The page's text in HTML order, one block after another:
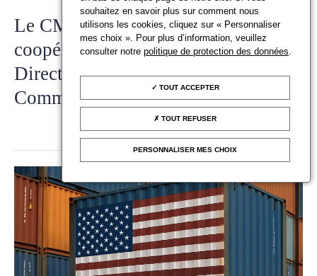
Le CMV s’engage sur la voie d’une
coopération constructive avec la
Direction Générale à la Culture de la
Commission Européenne
souhaitez en savoir plus sur comment nous
utilisons les cookies, cliquez sur « Personnaliser
mes choix ». Pour plus d’information, veuillez
consulter notrepolitique de protection des données.
TOUT ACCEPTER
TOUT REFUSER
PERSONNALISER MES CHOIX